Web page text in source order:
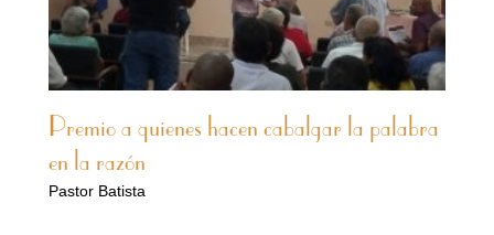
Premio a quienes hacen cabalgar la palabra
en la razón
Pastor Batista